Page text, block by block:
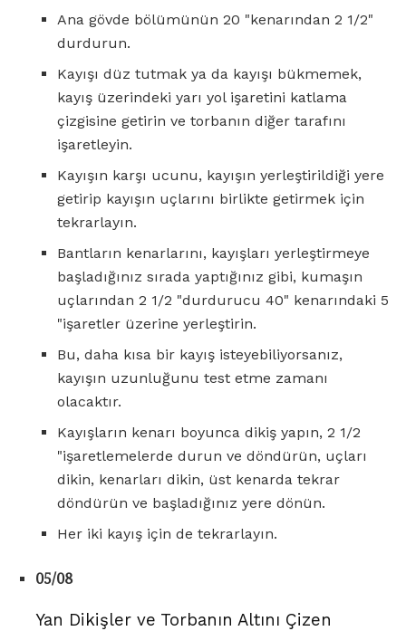
Ana gövde bölümünün 20 "kenarından 2 1/2"
durdurun.
Kayışı düz tutmak ya da kayışı bükmemek,
kayış üzerindeki yarı yol işaretini katlama
çizgisine getirin ve torbanın diğer tarafını
işaretleyin.
Kayışın karşı ucunu, kayışın yerleştirildiği yere
getirip kayışın uçlarını birlikte getirmek için
tekrarlayın.
Bantların kenarlarını, kayışları yerleştirmeye
başladığınız sırada yaptığınız gibi, kumaşın
uçlarından 2 1/2 "durdurucu 40" kenarındaki 5
"işaretler üzerine yerleştirin.
Bu, daha kısa bir kayış isteyebiliyorsanız,
kayışın uzunluğunu test etme zamanı
olacaktır.
Kayışların kenarı boyunca dikiş yapın, 2 1/2
"işaretlemelerde durun ve döndürün, uçları
dikin, kenarları dikin, üst kenarda tekrar
döndürün ve başladığınız yere dönün.
Her iki kayış için de tekrarlayın.
05/08
Yan Dikişler ve Torbanın Altını Çizen